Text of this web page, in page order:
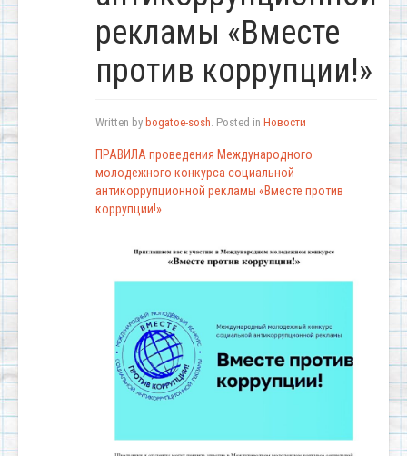
рекламы «Вместе
против коррупции!»
Written by bogatoe-sosh . Posted in Новости
ПРАВИЛА проведения Международного
молодежного конкурса социальной
антикоррупционной рекламы «Вместе против
коррупции!»